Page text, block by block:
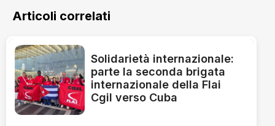
Articoli correlati
Solidarietà internazionale:
parte la seconda brigata
internazionale della Flai
Cgil verso Cuba